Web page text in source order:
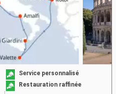
Service personnalisé
Restauration raffinée